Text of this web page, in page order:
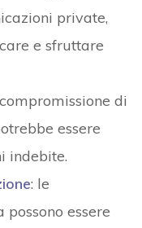
private,
e sfruttare
di
essere
indebite.
: le
essere